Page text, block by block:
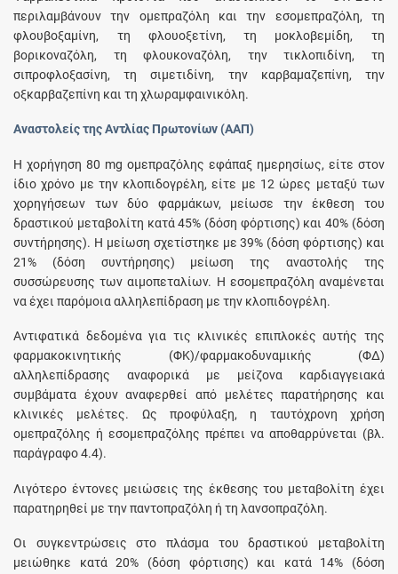
περιλαμβάνουν την ομεπραζόλη και την εσομεπραζόλη, τη
φλουβοξαμίνη, τη φλουοξετίνη, τη μοκλοβεμίδη, τη
βορικοναζόλη, τη φλουκοναζόλη, την τικλοπιδίνη, τη
σιπροφλοξασίνη, τη σιμετιδίνη, την καρβαμαζεπίνη, την
οξκαρβαζεπίνη και τη χλωραμφαινικόλη.
Αναστολείς της Αντλίας Πρωτονίων (ΑΑΠ)
Η χορήγηση 80 mg ομεπραζόλης εφάπαξ ημερησίως, είτε στον
ίδιο χρόνο με την κλοπιδογρέλη, είτε με 12 ώρες μεταξύ των
χορηγήσεων των δύο φαρμάκων, μείωσε την έκθεση του
δραστικού μεταβολίτη κατά 45% (δόση φόρτισης) και 40% (δόση
συντήρησης). Η μείωση σχετίστηκε με 39% (δόση φόρτισης) και
21% (δόση συντήρησης) μείωση της αναστολής της
συσσώρευσης των αιμοπεταλίων. Η εσομεπραζόλη αναμένεται
να έχει παρόμοια αλληλεπίδραση με την κλοπιδογρέλη.
Αντιφατικά δεδομένα για τις κλινικές επιπλοκές αυτής της
φαρμακοκινητικής (ΦΚ)/φαρμακοδυναμικής (ΦΔ)
αλληλεπίδρασης αναφορικά με μείζονα καρδιαγγειακά
συμβάματα έχουν αναφερθεί από μελέτες παρατήρησης και
κλινικές μελέτες. Ως προφύλαξη, η ταυτόχρονη χρήση
ομεπραζόλης ή εσομεπραζόλης πρέπει να αποθαρρύνεται (βλ.
παράγραφο 4.4).
Λιγότερο έντονες μειώσεις της έκθεσης του μεταβολίτη έχει
παρατηρηθεί με την παντοπραζόλη ή τη λανσοπραζόλη.
Οι συγκεντρώσεις στο πλάσμα του δραστικού μεταβολίτη
μειώθηκε κατά 20% (δόση φόρτισης) και κατά 14% (δόση